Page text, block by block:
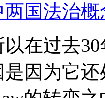
国法治概
在过去
因为它